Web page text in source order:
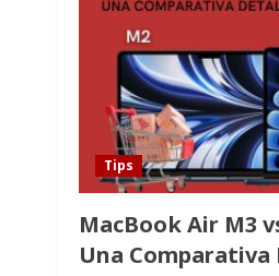
Tips
MacBook Air M3
Una